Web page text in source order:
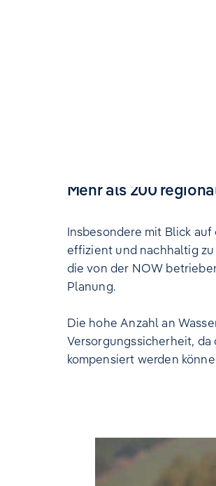
Mehr als 200
Insbesondere mit Blick
effizient und nachhaltig
die von der NOW
Planung.
Die hohe Anzahl an
Versorgungssicherheit, da
kompensiert werden